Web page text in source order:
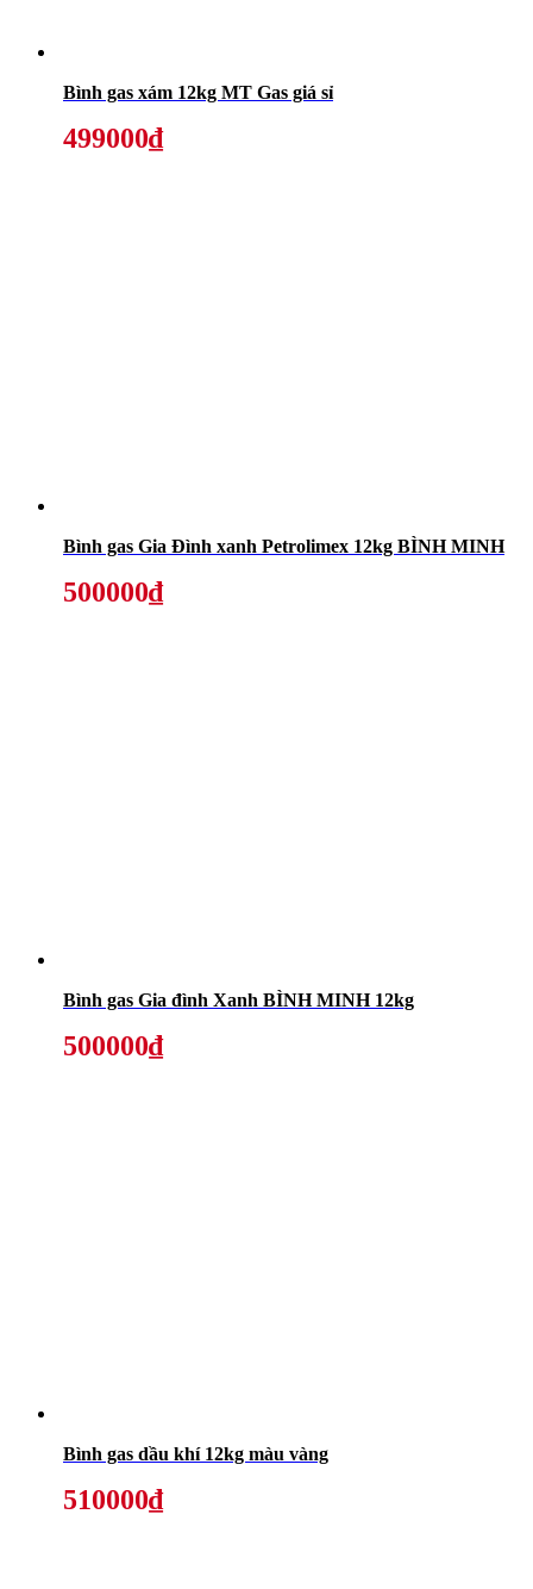
Bình gas xám 12kg MT Gas giá sỉ
499000₫
Bình gas Gia Đình xanh Petrolimex 12kg BÌNH MINH
500000₫
Bình gas Gia đình Xanh BÌNH MINH 12kg
500000₫
Bình gas dầu khí 12kg màu vàng
510000₫